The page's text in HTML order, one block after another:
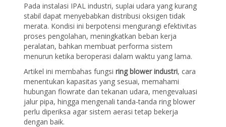
Pada instalasi IPAL industri, suplai udara yang kurang
stabil dapat menyebabkan distribusi oksigen tidak
merata. Kondisi ini berpotensi mengurangi efektivitas
proses pengolahan, meningkatkan beban kerja
peralatan, bahkan membuat performa sistem
menurun ketika beroperasi dalam waktu yang lama.
Artikel ini membahas fungsiring blower industri, cara
menentukan kapasitas yang sesuai, memahami
hubungan flowrate dan tekanan udara, mengevaluasi
jalur pipa, hingga mengenali tanda-tanda ring blower
perlu diperiksa agar sistem aerasi tetap bekerja
dengan baik.